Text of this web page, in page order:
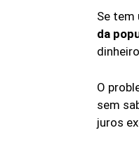
Se tem
da
O
sem
juros